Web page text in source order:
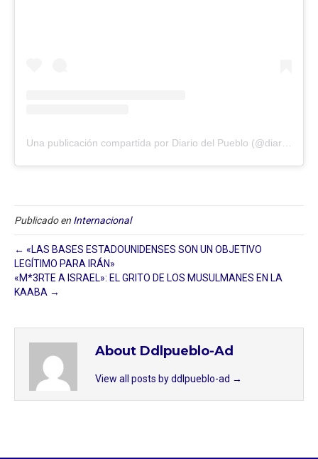
Publicado en Internacional
← «LAS BASES ESTADOUNIDENSES SON UN OBJETIVO
LEGÍTIMO PARA IRÁN»
«M*3RTE A ISRAEL»: EL GRITO DE LOS MUSULMANES EN LA
KAABA →
About Ddlpueblo-Ad
View all posts by ddlpueblo-ad →